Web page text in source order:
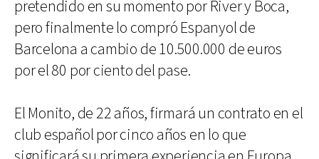
pretendido en su momento por River y Boca,
pero finalmente lo compró Espanyol de
Barcelona a cambio de 10.500.000 de euros
por el 80 por ciento del pase.
El Monito, de 22 años, firmará un contrato en el
club español por cinco años en lo que